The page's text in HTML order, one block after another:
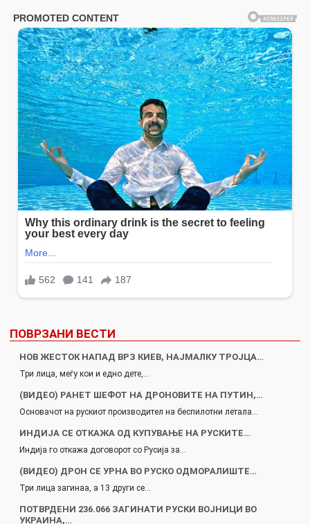
ПОВРЗАНИ ВЕСТИ
НОВ ЖЕСТОК НАПАД ВРЗ КИЕВ, НАЈМАЛКУ ТРОЈЦА…
Три лица, меѓу кои и едно дете,…
(ВИДЕО) РАНЕТ ШЕФОТ НА ДРОНОВИТЕ НА ПУТИН,…
Основачот на рускиот производител на беспилотни летала…
ИНДИЈА СЕ ОТКАЖА ОД КУПУВАЊЕ НА РУСКИТЕ…
Индија го откажа договорот со Русија за…
(ВИДЕО) ДРОН СЕ УРНА ВО РУСКО ОДМОРАЛИШТЕ…
Три лица загинаа, а 13 други се…
ПОТВРДЕНИ 236.066 ЗАГИНАТИ РУСКИ ВОЈНИЦИ ВО
УКРАИНА,…